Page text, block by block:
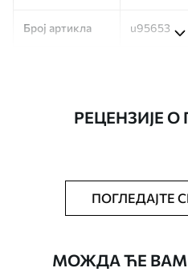
Број артикла u95653
Тапета се
сунђером.
водом.
РЕЦЕНЗИЈЕ
ПОГЛЕДАЈТЕ
МОЖДА ЋЕ ВАМ